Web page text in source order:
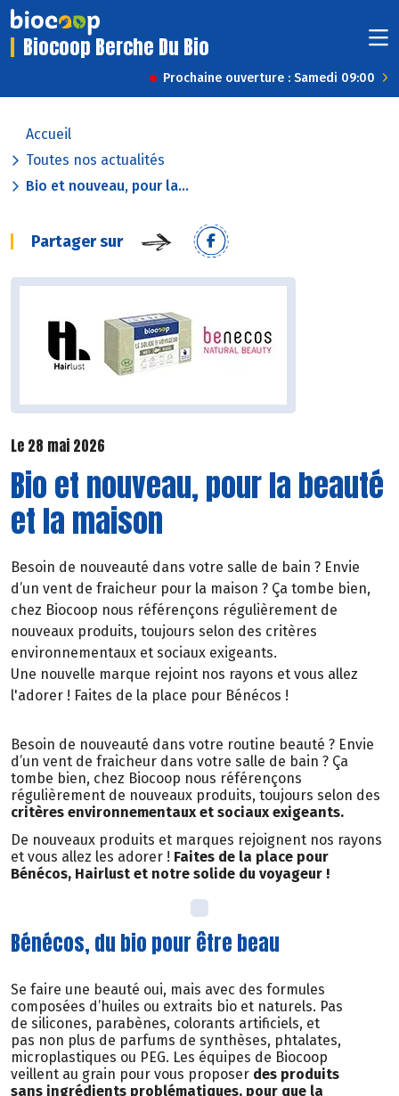
Biocoop Berche Du Bio
Prochaine ouverture : Samedi 09:00
Accueil
Toutes nos actualités
Bio et nouveau, pour la...
Partager sur
Le 28 mai 2026
Bio et nouveau, pour la beauté
et la maison
Besoin de nouveauté dans votre salle de bain ? Envie
d’un vent de fraicheur pour la maison ? Ça tombe bien,
chez Biocoop nous référençons régulièrement de
nouveaux produits, toujours selon des critères
environnementaux et sociaux exigeants.
Une nouvelle marque rejoint nos rayons et vous allez
l'adorer ! Faites de la place pour Bénécos !
Besoin de nouveauté dans votre routine beauté ? Envie
d’un vent de fraicheur dans votre salle de bain ? Ça
tombe bien, chez Biocoop nous référençons
régulièrement de nouveaux produits, toujours selon des
critères environnementaux et sociaux exigeants.
De nouveaux produits et marques rejoignent nos rayons
et vous allez les adorer ! Faites de la place pour
Bénécos, Hairlust et notre solide du voyageur !
Bénécos, du bio pour être beau
Se faire une beauté oui, mais avec des formules
composées d’huiles ou extraits bio et naturels. Pas
de silicones, parabènes, colorants artificiels, et
pas non plus de parfums de synthèses, phtalates,
microplastiques ou PEG. Les équipes de Biocoop
veillent au grain pour vous proposer des produits
sans ingrédients problématiques, pour que la